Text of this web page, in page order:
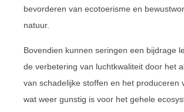
bevorderen van ecotoerisme en
natuur.
Bovendien kunnen seringen een bijdrage
de verbetering van luchtkwaliteit door het
van schadelijke stoffen en het produceren
wat weer gunstig is voor het gehele